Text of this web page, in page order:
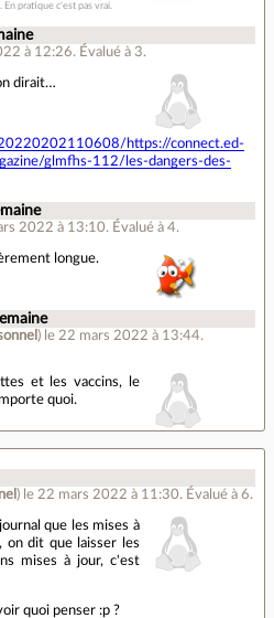
En pratique c'est pas vrai.
à 12:26. Évalué à 3.
dirait…
https://connect.ed-
glmfhs-112/les-dangers-des-
2022 à 13:10. Évalué à 4.
longue.
) le 22 mars 2022 à 13:44.
et les vaccins, le
quoi.
) le 22 mars 2022 à 11:30. Évalué à 6.
que les mises à
on dit que laisser les
mises à jour, c'est
quoi penser :p ?